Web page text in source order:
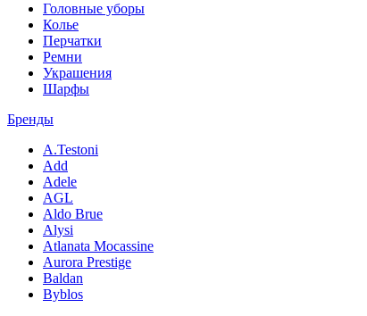
Головные уборы
Колье
Перчатки
Ремни
Украшения
Шарфы
Бренды
A.Testoni
Add
Adele
AGL
Aldo Brue
Alysi
Atlanata Mocassine
Aurora Prestige
Baldan
Byblos